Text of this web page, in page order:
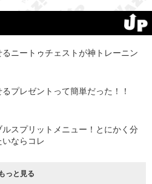
ニートゥチェストが神トレーニン
プレゼントって簡単だった！！
スプリットメニュー！とにかく分
ならコレ
もっと見る